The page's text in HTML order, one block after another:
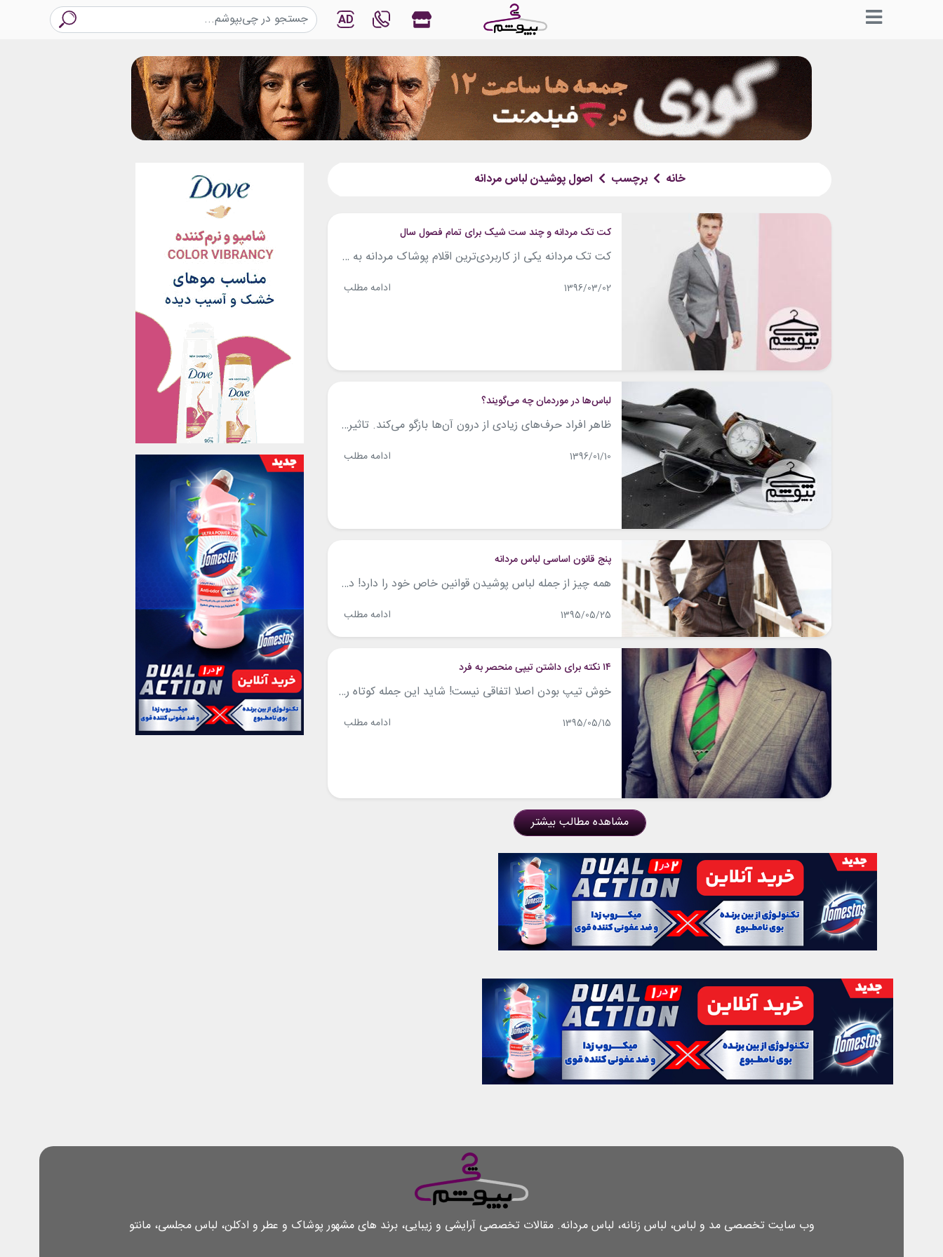
AD
خانه برچسب اصول پوشیدن لباس مردانه
کت تک مردانه و چند ست شیک برای تمام فصول سال
کت تک مردانه یکی از کاربردی‌ترین اقلام پوشاک مردانه به حساب می‌آید که بر حسب نیاز شما می‌تواند استایل اسپرت و یا رسمی را برای شما فراهم کند. در این مقاله به معرفی چند ست لباس به کمک کت تک مردانه می‌پردازیم. با چی بپوشم همراه باشید. کت تک مردانه سرمه ای + شلوار مردانه...
1396/03/02 ادامه مطلب
لباس‌ها در موردمان چه می‌گویند؟
ظاهر افراد حرف‌های زیادی از درون آن‌ها بازگو می‌کند. تاثیر همین مساله (ظاهر) را به راحتی در مصاحبه‌های شغلی، علمی و … به خوبی می‌توان حس کرد. اما واقعا لباس‌ها در موردمان چه می‌گویند؟ با چی بپوشم همراه باشید. 1- ساعت مچی مناسب داشته باشید اولین چیزی که در تیپ و ظاهر هر مردی به خوبی...
1396/01/10 ادامه مطلب
پنج قانون اساسی لباس مردانه
همه چیز از جمله لباس پوشیدن قوانین خاص خود را دارد! در این مقاله پنج قانون اساسی لباس مردانه را با شما به اشتراک می‌گذاریم. این قوانین مربوط به استایل هستش وگرنه هر روزه کلی آدم با ایده های حتی گاهی زشت هم به فشن و مد حمله می کنند ولی استایل چیزی هست که می تونه...
1395/05/25 ادامه مطلب
۱۴ نکته برای داشتن تیپی منحصر به فرد
خوش تیپ بودن اصلا اتفاقی نیست! شاید این جمله کوتاه رو چندین و چند بار از ما شنیده باشید برای اینکه بتونید در افکار افراد نفود کنید ابتدا باید به ظاهرتان برسید. با ما همراه باشید تا ۱۴ نکته برای داشتن تیپی منحصر به فرد را برایتان معرفی کنیم. ۱- سایز لباس مهم است همیشه در...
1395/05/15 ادامه مطلب
مشاهده مطالب بیشتر
وب سایت تخصصی مد و لباس، لباس زنانه، لباس مردانه. مقالات تخصصی آرایشی و زیبایی، برند های مشهور پوشاک و عطر و ادکلن، لباس مجلسی، مانتو